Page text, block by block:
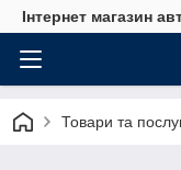
Інтернет магазин
Товари та